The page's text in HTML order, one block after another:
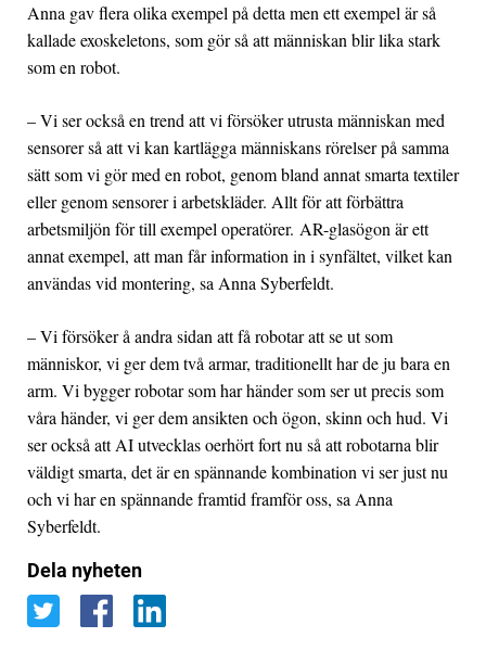
Anna gav flera olika exempel på detta men ett exempel är så
kallade exoskeletons, som gör så att människan blir lika stark
som en robot.
– Vi ser också en trend att vi försöker utrusta människan med
sensorer så att vi kan kartlägga människans rörelser på samma
sätt som vi gör med en robot, genom bland annat smarta textiler
eller genom sensorer i arbetskläder. Allt för att förbättra
arbetsmiljön för till exempel operatörer. AR-glasögon är ett
annat exempel, att man får information in i synfältet, vilket kan
användas vid montering, sa Anna Syberfeldt.
– Vi försöker å andra sidan att få robotar att se ut som
människor, vi ger dem två armar, traditionellt har de ju bara en
arm. Vi bygger robotar som har händer som ser ut precis som
våra händer, vi ger dem ansikten och ögon, skinn och hud. Vi
ser också att AI utvecklas oerhört fort nu så att robotarna blir
väldigt smarta, det är en spännande kombination vi ser just nu
och vi har en spännande framtid framför oss, sa Anna
Syberfeldt.
Dela nyheten